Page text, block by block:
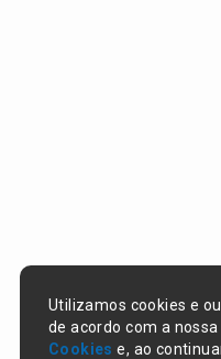
Utilizamos cookies e
de acordo com a
Cookies e, ao